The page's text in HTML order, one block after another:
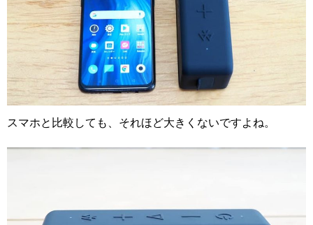
スマホと比較しても、それほど大きくないですよね。